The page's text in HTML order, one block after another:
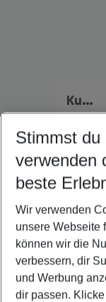
Kuba Frühbucher Angebote
Quicklinks
Flug &
Urlaub
Stimmst du
verwenden
beste
Wir verwenden
unsere Webseite
können wir die
verbessern, dir
und Werbung
dir passen.